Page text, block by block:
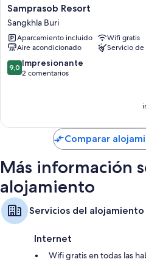
Samprasob
Resort
Sangkhla
Buri
Samprasob Resort
Sangkhla Buri
Aparcamiento incluido
Wifi gratis
Aire acondicionado
Servicio
9.0
sobre
9,0 Impresionante
2 comentarios
Comparar
Más información
alojamiento
Servicios del alojamiento
Internet
Wifi gratis en todas las